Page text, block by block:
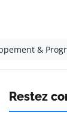
&
Restez